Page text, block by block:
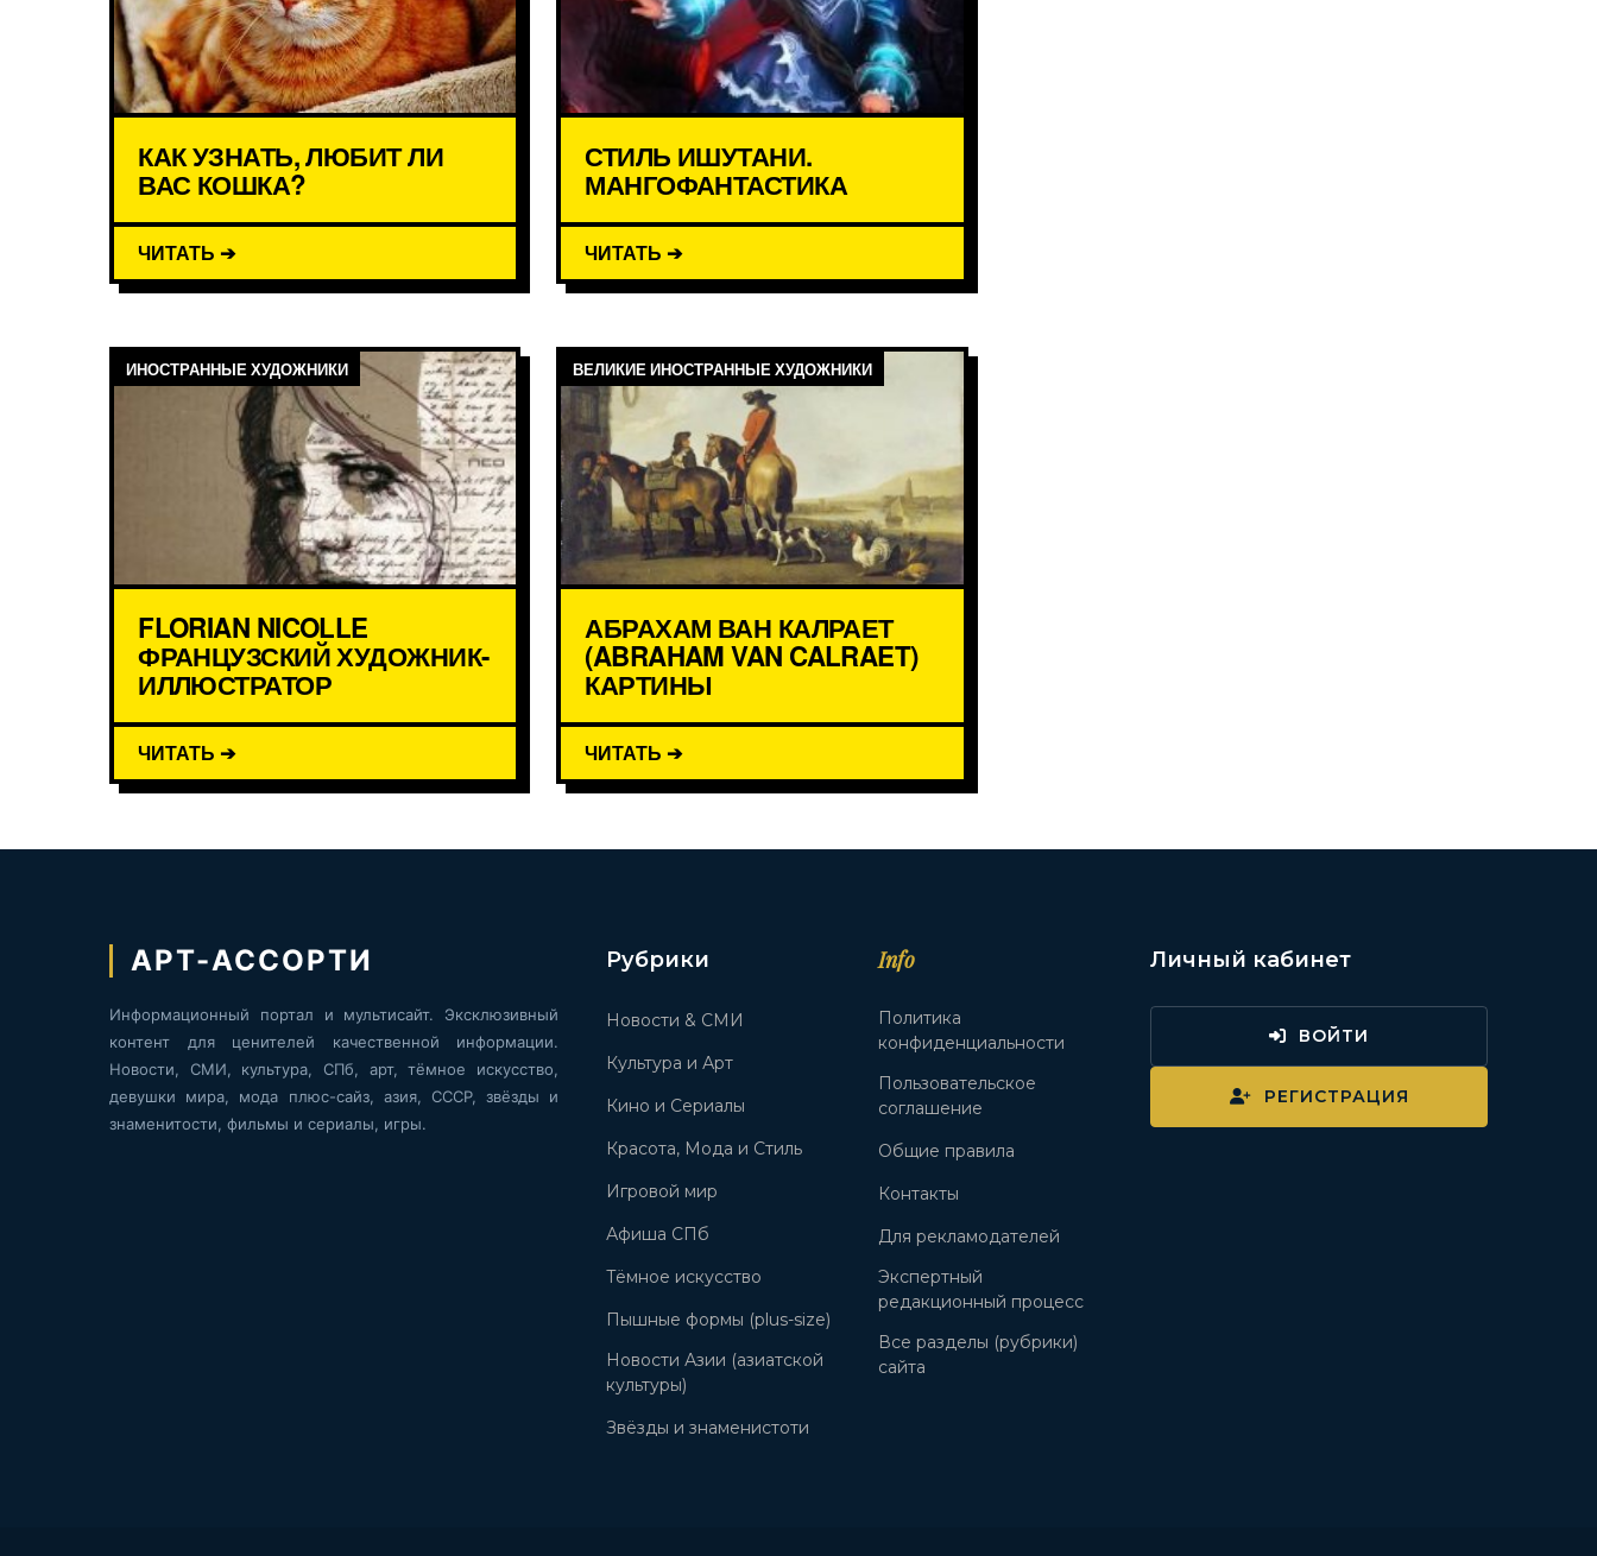
КАК УЗНАТЬ, ЛЮБИТ ЛИ
ВАС КОШКА?
ЧИТАТЬ ➔
СТИЛЬ ИШУТАНИ.
МАНГОФАНТАСТИКА
ЧИТАТЬ ➔
ИНОСТРАННЫЕ ХУДОЖНИКИ
FLORIAN NICOLLE
ФРАНЦУЗСКИЙ ХУДОЖНИК-
ИЛЛЮСТРАТОР
ЧИТАТЬ ➔
ВЕЛИКИЕ ИНОСТРАННЫЕ ХУДОЖНИКИ
АБРАХАМ ВАН КАЛРАЕТ
(ABRAHAM VAN CALRAET)
КАРТИНЫ
ЧИТАТЬ ➔
АРТ-АССОРТИ
Информационный портал и мультисайт. Эксклюзивный
контент для ценителей качественной информации.
Новости, СМИ, культура, СПб, арт, тёмное искусство,
девушки мира, мода плюс-сайз, азия, СССР, звёзды и
знаменитости, фильмы и сериалы, игры.
Рубрики
Новости & СМИ
Культура и Арт
Кино и Сериалы
Красота, Мода и Стиль
Игровой мир
Афиша СПб
Тёмное искусство
Пышные формы (plus-size)
Новости Азии (азиатской
культуры)
Звёзды и знаменистоти
Info
Политика
конфиденциальности
Пользовательское
соглашение
Общие правила
Контакты
Для рекламодателей
Экспертный
редакционный процесс
Все разделы (рубрики)
сайта
Личный кабинет
ВОЙТИ
РЕГИСТРАЦИЯ